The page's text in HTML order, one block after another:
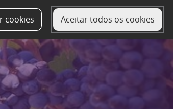
cookies Aceitar todos os cookies